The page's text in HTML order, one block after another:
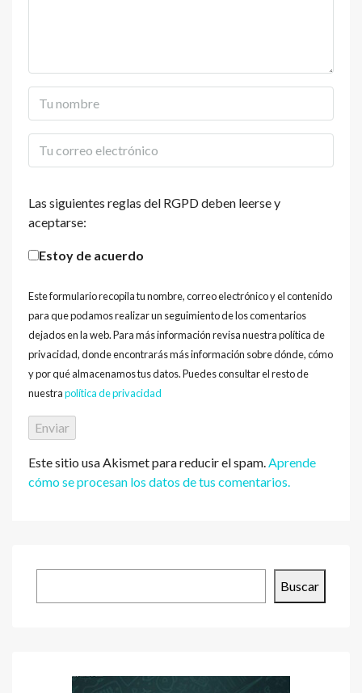
Las siguientes reglas del RGPD deben leerse y
aceptarse:
Estoy de acuerdo
Este formulario recopila tu nombre, correo electrónico y el contenido
para que podamos realizar un seguimiento de los comentarios
dejados en la web. Para más información revisa nuestra política de
privacidad, donde encontrarás más información sobre dónde, cómo
y por qué almacenamos tus datos. Puedes consultar el resto de
nuestrapolítica de privacidad
Este sitio usa Akismet para reducir el spam.Aprende
cómo se procesan los datos de tus comentarios.
Buscar